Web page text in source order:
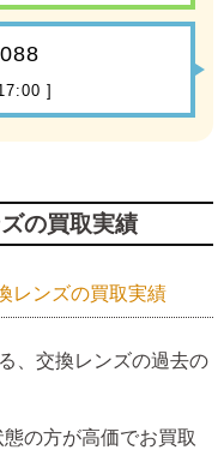
]
の買取実績
レンズの買取実績
、交換レンズの過去の
の方が高価でお買取